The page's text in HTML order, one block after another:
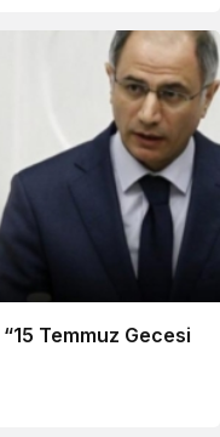
Temmuz Gecesi